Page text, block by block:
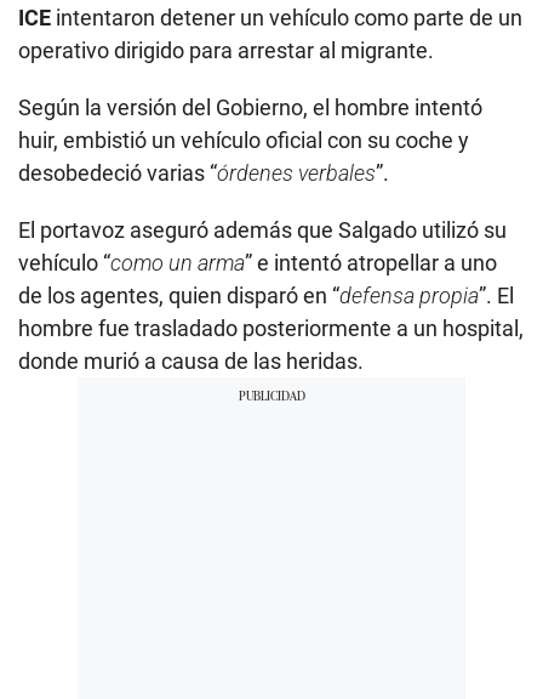
ICE intentaron detener un vehículo como parte de un
operativo dirigido para arrestar al migrante.
Según la versión del Gobierno, el hombre intentó
huir, embistió un vehículo oficial con su coche y
desobedeció varias “órdenes verbales”.
El portavoz aseguró además que Salgado utilizó su
vehículo “como un arma” e intentó atropellar a uno
de los agentes, quien disparó en “defensa propia”. El
hombre fue trasladado posteriormente a un hospital,
donde murió a causa de las heridas.